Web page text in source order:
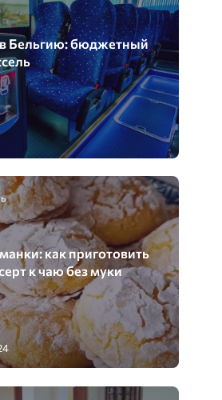
Бельгию: бюджетный
как приготовить
к чаю без муки